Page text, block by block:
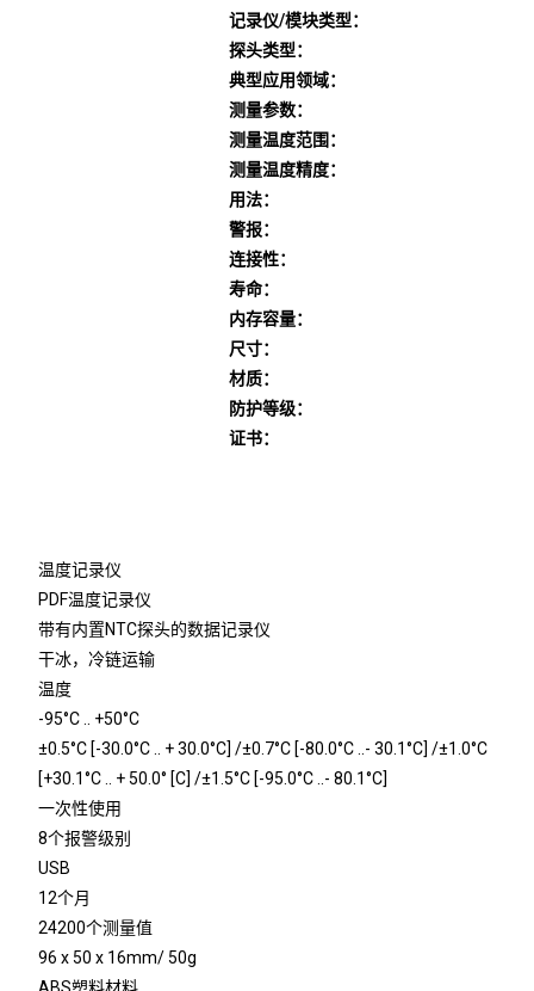
记录仪/模块类型：
探头类型：
典型应用领域：
测量参数：
测量温度范围：
测量温度精度：
用法：
警报：
连接性：
寿命：
内存容量：
尺寸：
材质：
防护等级：
证书：
温度记录仪
PDF温度记录仪
带有内置NTC探头的数据记录仪
干冰，冷链运输
温度
-95°C .. +50°C
±0.5°C [-30.0°C .. + 30.0°C] /±0.7°C [-80.0°C ..- 30.1°C] /±1.0°C
[+30.1°C .. + 50.0° [C] /±1.5°C [-95.0°C ..- 80.1°C]
一次性使用
8个报警级别
USB
12个月
24200个测量值
96 x 50 x 16mm/ 50g